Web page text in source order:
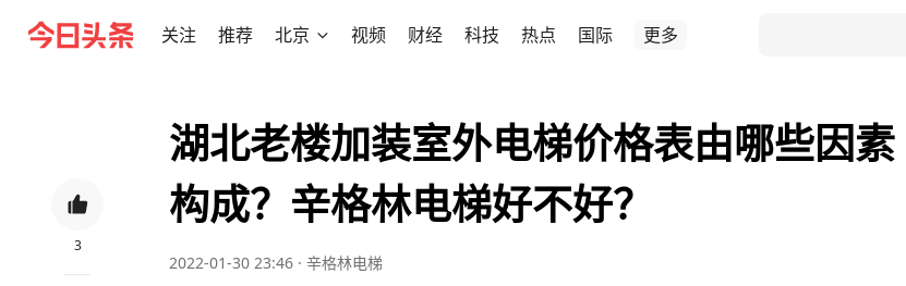
关注 推荐 北京 视频 财经 科技 热点 国际 更多
3
湖北老楼加装室外电梯价格表由哪些因素
构成？辛格林电梯好不好？
2022-01-30 23:46 · 辛格林电梯